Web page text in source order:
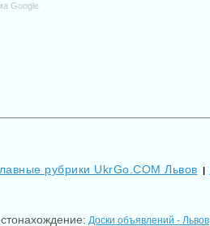
Google
рубрики UkrGo.COM Львов |
Доски объявлений - Львов